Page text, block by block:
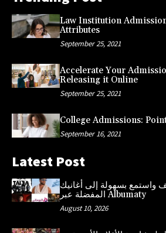
Law Institution
Attributes
September 25, 2021
Accelerate Your
Releasing it Online
September 25, 2021
College Admissions:
September 16, 2021
Latest Post
واستمع بسهولة إلى أغانيك
المفضلة عبر Albumaty
August 10, 2026